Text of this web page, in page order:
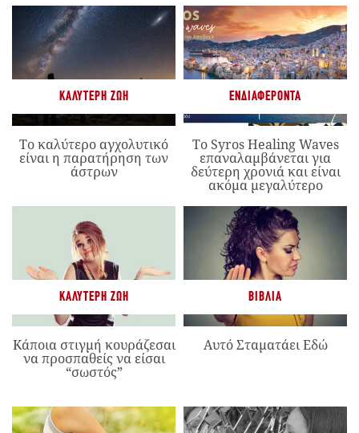
ΚΑΛΎΤΕΡΗ ΖΩΉ
Το καλύτερο αγχολυτικό
είναι η παρατήρηση των
άστρων
ΕΝΔΙΑΦΈΡΟΝΤΑ
Το Syros Healing Waves
επαναλαμβάνεται για
δεύτερη χρονιά και είναι
ακόμα μεγαλύτερο
ΚΑΛΎΤΕΡΗ ΖΩΉ
Κάποια στιγμή κουράζεσαι
να προσπαθείς να είσαι
“σωστός”
ΒΙΒΛΊΑ
Αυτό Σταματάει Εδώ